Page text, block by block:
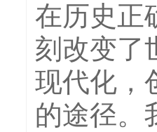
在历史正
刻改变了
现代化，
的途径。